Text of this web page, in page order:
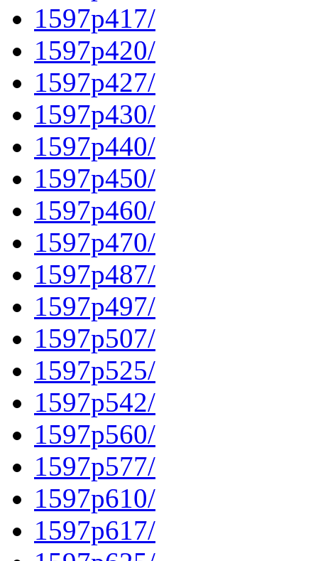
1597p417/
1597p420/
1597p427/
1597p430/
1597p440/
1597p450/
1597p460/
1597p470/
1597p487/
1597p497/
1597p507/
1597p525/
1597p542/
1597p560/
1597p577/
1597p610/
1597p617/